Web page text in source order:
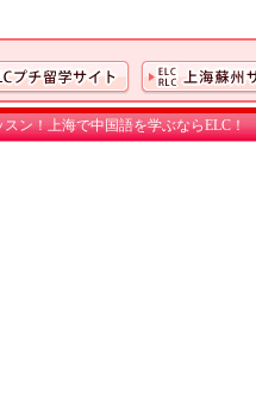
ン！上海で中国語を学ぶならELC！